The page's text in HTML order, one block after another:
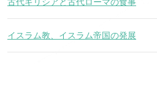
イスラム教、イスラム帝国の発展